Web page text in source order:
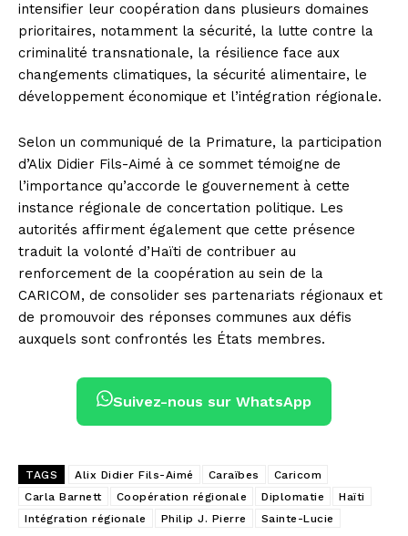
intensifier leur coopération dans plusieurs domaines
prioritaires, notamment la sécurité, la lutte contre la
criminalité transnationale, la résilience face aux
changements climatiques, la sécurité alimentaire, le
développement économique et l’intégration régionale.
Selon un communiqué de la Primature, la participation
d’Alix Didier Fils-Aimé à ce sommet témoigne de
l’importance qu’accorde le gouvernement à cette
instance régionale de concertation politique. Les
autorités affirment également que cette présence
traduit la volonté d’Haïti de contribuer au
renforcement de la coopération au sein de la
CARICOM, de consolider ses partenariats régionaux et
de promouvoir des réponses communes aux défis
auxquels sont confrontés les États membres.
Suivez-nous sur WhatsApp
TAGS Alix Didier Fils-Aimé Caraïbes
Caricom
Carla Barnett
Coopération régionale Diplomatie
Haïti
Intégration régionale
Philip J. Pierre Sainte-Lucie